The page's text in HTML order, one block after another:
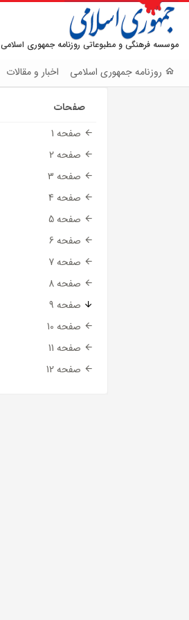
موسسه فرهنگی و مطبوعاتی روزنامه جمهوری اسلامی
روزنامه جمهوری اسلامی اخبار و مقالات
صفحات
صفحه 1
صفحه 2
صفحه 3
صفحه 4
صفحه 5
صفحه 6
صفحه 7
صفحه 8
صفحه 9
صفحه 10
صفحه 11
صفحه 12